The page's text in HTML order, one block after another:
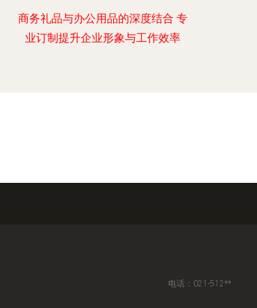
商务礼品与办公用品的深度结合 专
业订制提升企业形象与工作效率
电话：021-512**